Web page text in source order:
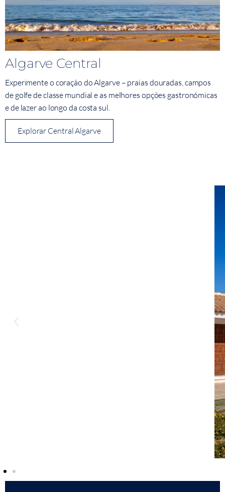
Algarve Central
Experimente o coração do Algarve – praias douradas, campos
de golfe de classe mundial e as melhores opções gastronómicas
e de lazer ao longo da costa sul.
Explorar Central Algarve